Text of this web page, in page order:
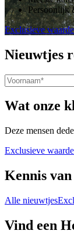
Persoonlijk
Exclusieve
Nieuwtjes
Wat onze
Deze mensen
Exclusieve
Kennis
Alle nieuwtjes
Vind een